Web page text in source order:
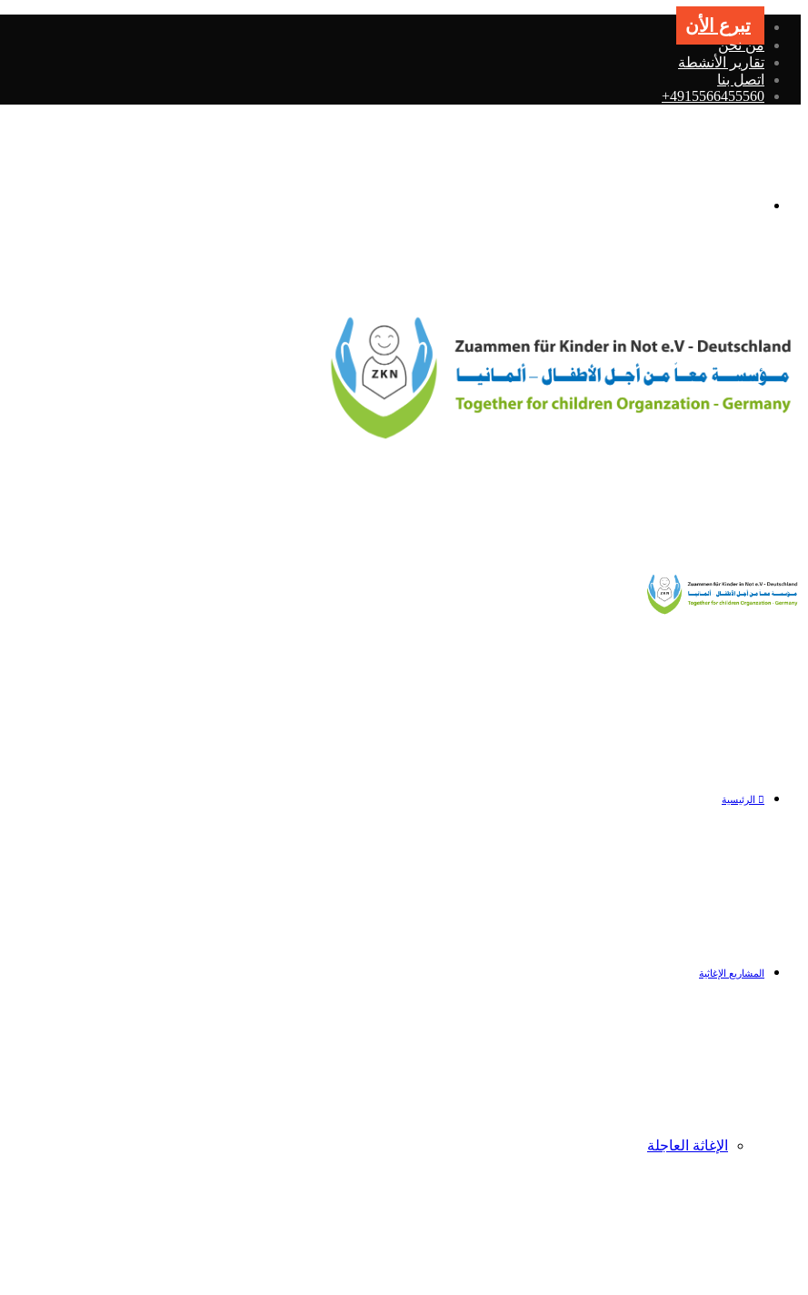
تبرع الأن
من نحن
تقارير الأنشطة
اتصل بنا
4915566455560+
الرئيسية
المشاريع الإغاثية
الإغاثة العاجلة